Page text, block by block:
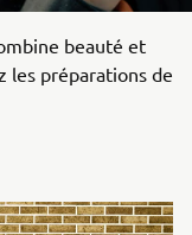
beauté et
les préparations de